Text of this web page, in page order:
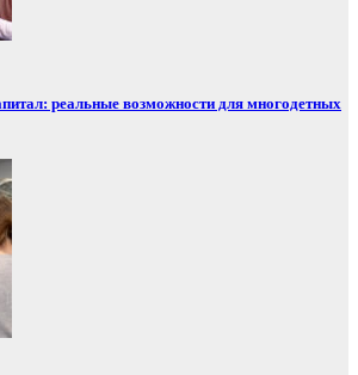
реальные возможности для многодетных